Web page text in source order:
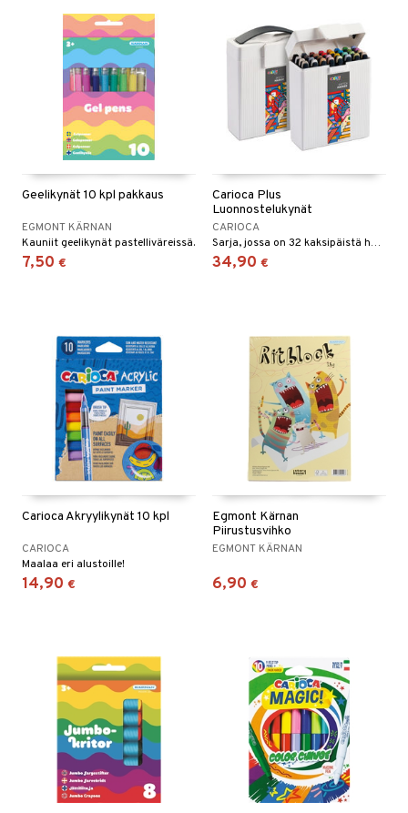
Geelikynät 10 kpl pakkaus
EGMONT KÄRNAN
Kauniit geelikynät pastelliväreissä.
7,50 €
Carioca Plus
Luonnostelukynät
CARIOCA
Sarja, jossa on 32 kaksipäistä huopakynää.
34,90 €
Carioca Akryylikynät 10 kpl
CARIOCA
Maalaa eri alustoille!
14,90 €
Egmont Kärnan
Piirustusvihko
EGMONT KÄRNAN
6,90 €